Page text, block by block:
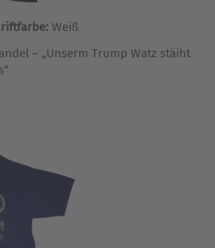
Weiß
– „Unserm Trump Watz stäiht